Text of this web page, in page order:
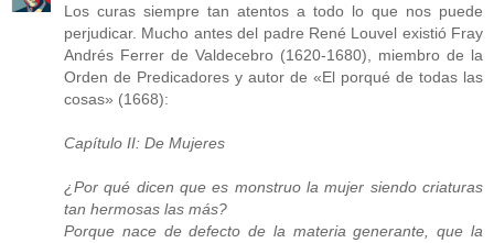
Los curas siempre tan atentos a todo lo que nos puede
perjudicar. Mucho antes del padre René Louvel existió Fray
Andrés Ferrer de Valdecebro (1620-1680), miembro de la
Orden de Predicadores y autor de «El porqué de todas las
cosas» (1668):
Capítulo II: De Mujeres
¿Por qué dicen que es monstruo la mujer siendo criaturas
tan hermosas las más?
Porque nace de defecto de la materia generante, que la